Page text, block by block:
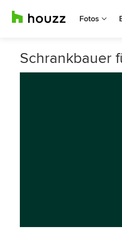
Fotos
Schrankbauer